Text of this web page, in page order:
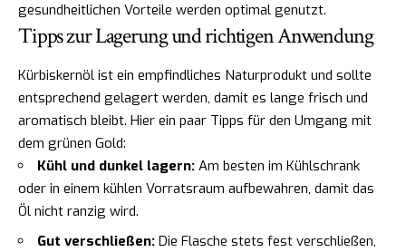
gesundheitlichen Vorteile werden optimal genutzt.
Tipps zur Lagerung und richtigen Anwendung
Kürbiskernöl ist ein empfindliches Naturprodukt und sollte
entsprechend gelagert werden, damit es lange frisch und
aromatisch bleibt. Hier ein paar Tipps für den Umgang mit
dem grünen Gold:
Kühl und dunkel lagern: Am besten im Kühlschrank
oder in einem kühlen Vorratsraum aufbewahren, damit das
Öl nicht ranzig wird.
Gut verschließen: Die Flasche stets fest verschließen,